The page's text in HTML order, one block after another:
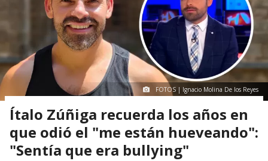
FOTOS | Ignacio Molina De los Reyes
Ítalo Zúñiga recuerda los años en
que odió el "me están hueveando":
"Sentía que era bullying"